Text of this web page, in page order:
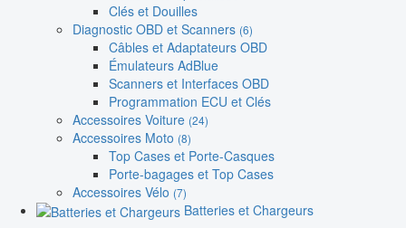
Clés et Douilles
Diagnostic OBD et Scanners (6)
Câbles et Adaptateurs OBD
Émulateurs AdBlue
Scanners et Interfaces OBD
Programmation ECU et Clés
Accessoires Voiture (24)
Accessoires Moto (8)
Top Cases et Porte-Casques
Porte-bagages et Top Cases
Accessoires Vélo (7)
Batteries et Chargeurs